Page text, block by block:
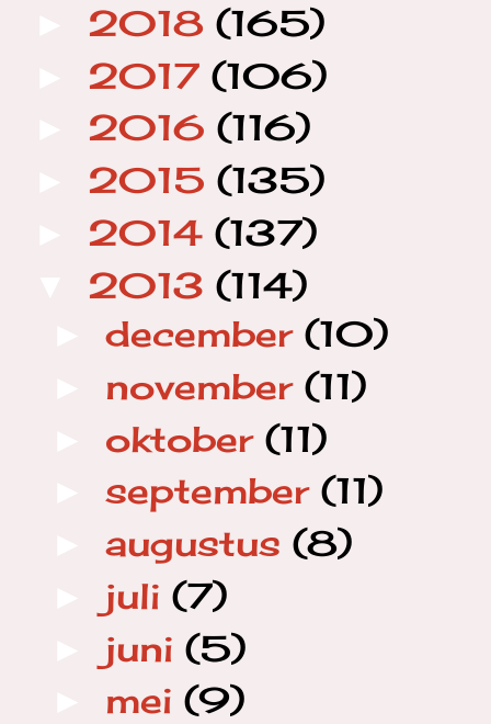
2018 (165)
2017 (106)
2016 (116)
2015 (135)
2014 (137)
2013 (114)
december (10)
november (11)
oktober (11)
september (11)
augustus (8)
juli (7)
juni (5)
mei (9)